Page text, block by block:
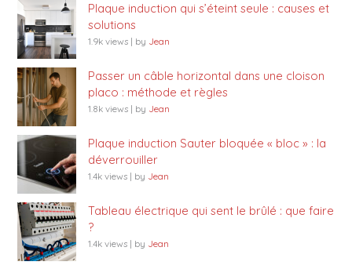
Plaque induction qui s’éteint seule : causes et
solutions
1.9k views | by Jean
Passer un câble horizontal dans une cloison
placo : méthode et règles
1.8k views | by Jean
Plaque induction Sauter bloquée « bloc » : la
déverrouiller
1.4k views | by Jean
Tableau électrique qui sent le brûlé : que faire
?
1.4k views | by Jean